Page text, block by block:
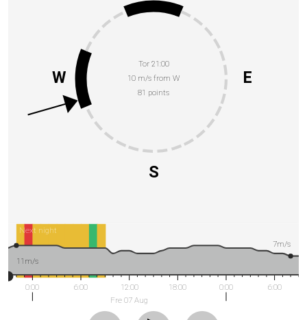
Tor 21:00
10 m/s from W
81 points
E
S
W
Next night
0:00 6:00
12:00
Fre 07 Aug
18:00 0:00 6:00
11m/s
7m/s